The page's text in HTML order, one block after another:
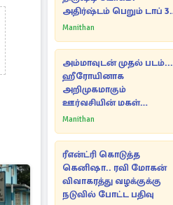
அதிர்ஷ்டம் பெறும் டாப் 3
ராசிகள்!
Manithan
அம்மாவுடன் முதல் படம்...
ஹீரோயினாக
அறிமுகமாகும்
ஊர்வசியின் மகள்
தேஜலட்சுமி!
Manithan
ரீஎன்ட்ரி கொடுத்த
கெனிஷா.. ரவி மோகன்
விவாகரத்து வழக்குக்கு
நடுவில் போட்ட பதிவு